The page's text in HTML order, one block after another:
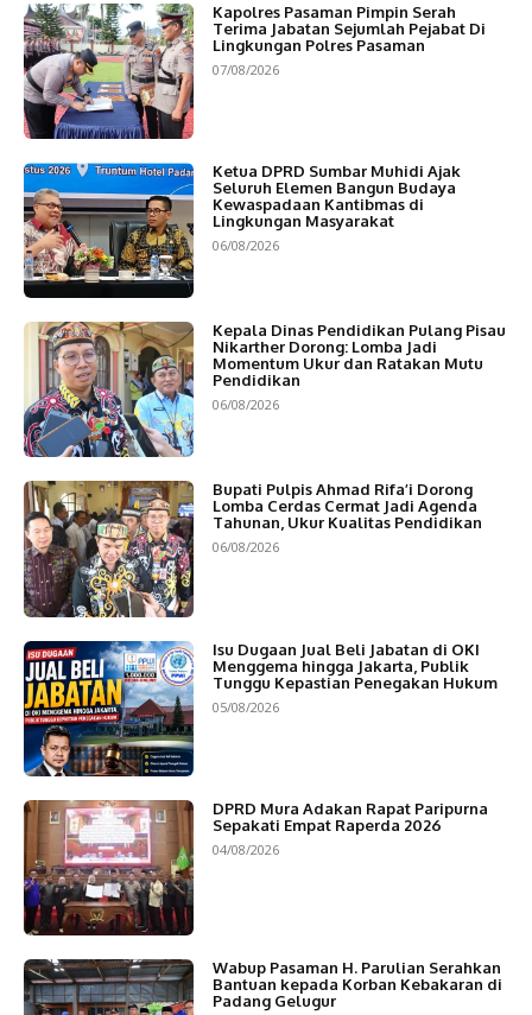
Kapolres Pasaman Pimpin Serah
Terima Jabatan Sejumlah Pejabat Di
Lingkungan Polres Pasaman
07/08/2026
Ketua DPRD Sumbar Muhidi Ajak
Seluruh Elemen Bangun Budaya
Kewaspadaan Kantibmas di
Lingkungan Masyarakat
06/08/2026
Kepala Dinas Pendidikan Pulang Pisau
Nikarther Dorong: Lomba Jadi
Momentum Ukur dan Ratakan Mutu
Pendidikan
06/08/2026
Bupati Pulpis Ahmad Rifa’i Dorong
Lomba Cerdas Cermat Jadi Agenda
Tahunan, Ukur Kualitas Pendidikan
06/08/2026
Isu Dugaan Jual Beli Jabatan di OKI
Menggema hingga Jakarta, Publik
Tunggu Kepastian Penegakan Hukum
05/08/2026
DPRD Mura Adakan Rapat Paripurna
Sepakati Empat Raperda 2026
04/08/2026
Wabup Pasaman H. Parulian Serahkan
Bantuan kepada Korban Kebakaran di
Padang Gelugur